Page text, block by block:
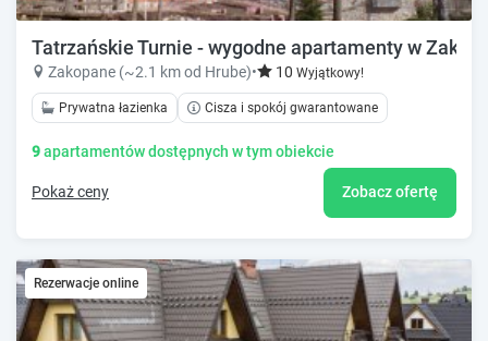
Tatrzańskie Turnie - wygodne apartamenty w
Zakopane (~2.1 km od Hrube)• 10 Wyjątkowy!
Prywatna łazienka Cisza i spokój gwarantowane
9apartamentów dostępnych w tym obiekcie
Pokaż ceny Zobacz ofertę
Rezerwacje online